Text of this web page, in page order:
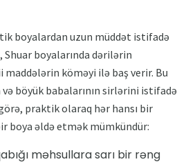
boyalardan uzun müddət istifadə
boyalarında dərilərin
köməyi ilə baş verir. Bu
və böyük babalarının sirlərini istifadə
praktik olaraq hər hansı bir
boya əldə etmək mümkündür:
məhsullara sarı bir rəng